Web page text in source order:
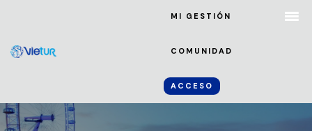
MI GESTIÓN
COMUNIDAD
ACCESO